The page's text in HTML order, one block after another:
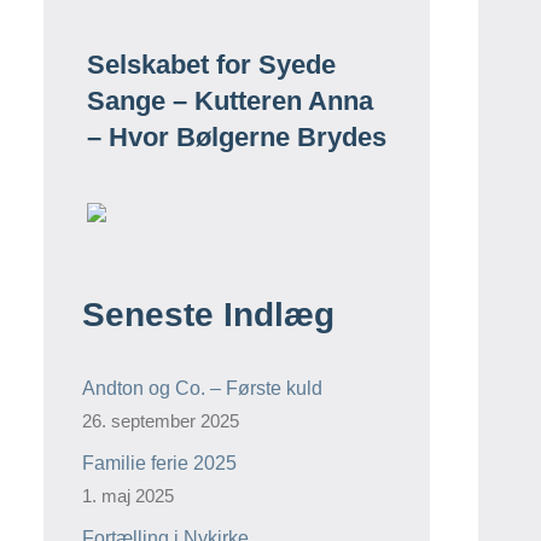
Selskabet for Syede
Sange – Kutteren Anna
– Hvor Bølgerne Brydes
Seneste Indlæg
Andton og Co. – Første kuld
26. september 2025
Familie ferie 2025
1. maj 2025